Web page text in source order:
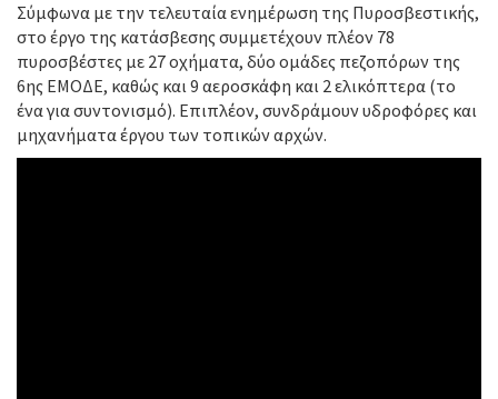
Σύμφωνα με την τελευταία ενημέρωση της Πυροσβεστικής,
στο έργο της κατάσβεσης συμμετέχουν πλέον 78
πυροσβέστες με 27 οχήματα, δύο ομάδες πεζοπόρων της
6ης ΕΜΟΔΕ, καθώς και 9 αεροσκάφη και 2 ελικόπτερα (το
ένα για συντονισμό). Επιπλέον, συνδράμουν υδροφόρες και
μηχανήματα έργου των τοπικών αρχών.